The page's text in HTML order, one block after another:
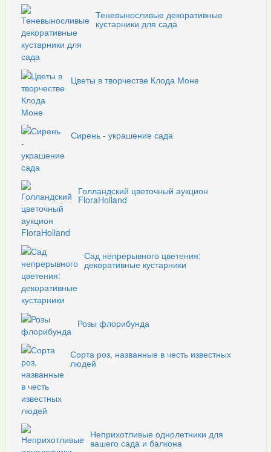
Теневыносливые декоративные
кустарники для сада
Цветы в творчестве Клода Моне
Сирень - украшение сада
Голландский цветочный аукцион
FloraHolland
Сад непрерывного цветения:
декоративные кустарники
Розы флорибунда
Сорта роз, названные в честь известных
людей
Неприхотливые однолетники для
вашего сада и балкона